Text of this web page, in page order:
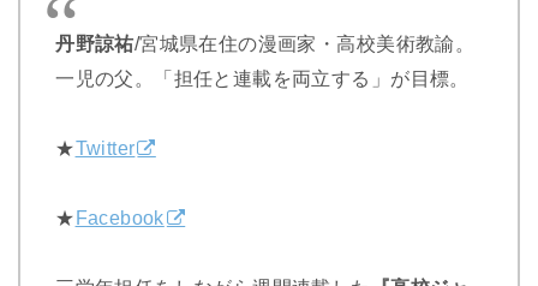
丹野諒祐/宮城県在住の漫画家・高校美術教諭。
一児の父。「担任と連載を両立する」が目標。
★Twitter
★Facebook